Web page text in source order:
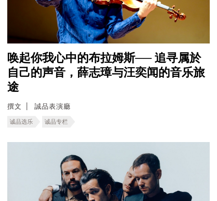
唤起你我心中的布拉姆斯── 追寻属於
自己的声音，薛志璋与汪奕闻的音乐旅
途
撰文 誠品表演廳
诚品选乐 诚品专栏